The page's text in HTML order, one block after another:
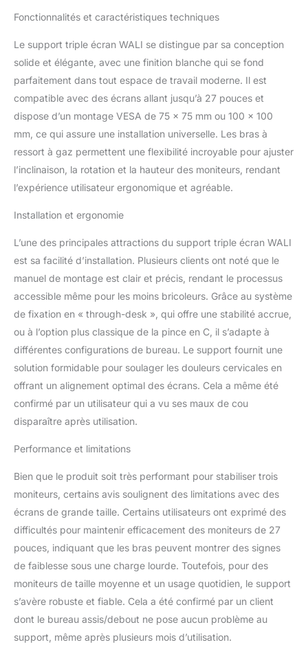
VESA de 75 x 75 mm et
de montage polyvalentes
: les 3 supports de
moniteur blancs offrent
sur table avec pince en C
et œillets de base,
adapté aux bureaux de 1
à 8 cm d'épaisseur
effort : profitez d'une
liberté totale pour
rotation à 360°. Que
vous ayez besoin d'une
orientation paysage ou
portrait, la capacité de
blanc garantit des
transitions fluides pour
vos tâches Pivotement
fluide +/-90° : la fonction
pivotante +/-90° vous
facilement trois écrans
personnel Inclinaison ±
45° pour une
visualisation optimale : le
support triple moniteur
d'inclinaison de +/-45°,
vous permettant de
trouver l'angle parfait
pour chaque écran.
Réglage de la hauteur
jusqu'à 43 cm et
extension du bras
Fonctionnalités et caractéristiques techniques
Le support triple écran WALI se distingue par sa conception
solide et élégante, avec une finition blanche qui se fond
parfaitement dans tout espace de travail moderne. Il est
compatible avec des écrans allant jusqu’à 27 pouces et
dispose d’un montage VESA de 75 x 75 mm ou 100 x 100
mm, ce qui assure une installation universelle. Les bras à
ressort à gaz permettent une flexibilité incroyable pour ajuster
l’inclinaison, la rotation et la hauteur des moniteurs, rendant
l’expérience utilisateur ergonomique et agréable.
Installation et ergonomie
L’une des principales attractions du support triple écran WALI
est sa facilité d’installation. Plusieurs clients ont noté que le
manuel de montage est clair et précis, rendant le processus
accessible même pour les moins bricoleurs. Grâce au système
de fixation en « through-desk », qui offre une stabilité accrue,
ou à l’option plus classique de la pince en C, il s’adapte à
différentes configurations de bureau. Le support fournit une
solution formidable pour soulager les douleurs cervicales en
offrant un alignement optimal des écrans. Cela a même été
confirmé par un utilisateur qui a vu ses maux de cou
disparaître après utilisation.
Performance et limitations
Bien que le produit soit très performant pour stabiliser trois
moniteurs, certains avis soulignent des limitations avec des
écrans de grande taille. Certains utilisateurs ont exprimé des
difficultés pour maintenir efficacement des moniteurs de 27
pouces, indiquant que les bras peuvent montrer des signes
de faiblesse sous une charge lourde. Toutefois, pour des
moniteurs de taille moyenne et un usage quotidien, le support
s’avère robuste et fiable. Cela a été confirmé par un client
dont le bureau assis/debout ne pose aucun problème au
support, même après plusieurs mois d’utilisation.